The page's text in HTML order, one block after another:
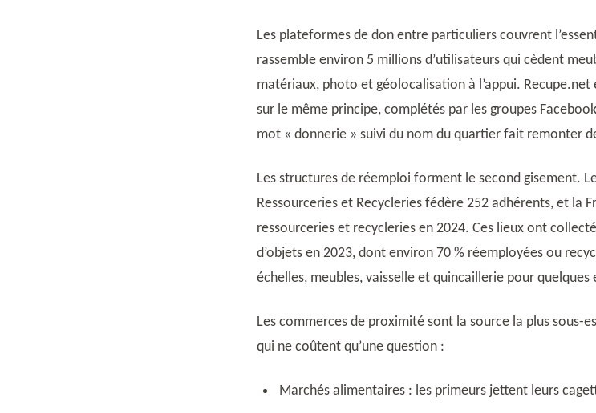
Les plateformes de don entre particuliers couvrent
rassemble environ 5 millions d’utilisateurs qui cèdent
matériaux, photo et géolocalisation à l’appui.
sur le même principe, complétés par les groupes
mot « donnerie » suivi du nom du quartier fait remonter
Les structures de réemploi forment le second gisement.
Ressourceries et Recycleries fédère 252 adhérents, et la
ressourceries et recycleries en 2024. Ces lieux ont
d’objets en 2023, dont environ 70 % réemployées ou
échelles, meubles, vaisselle et quincaillerie pour quelques
Les commerces de proximité sont la source la plus sous-
qui ne coûtent qu’une question :
Marchés alimentaires : les primeurs jettent leurs